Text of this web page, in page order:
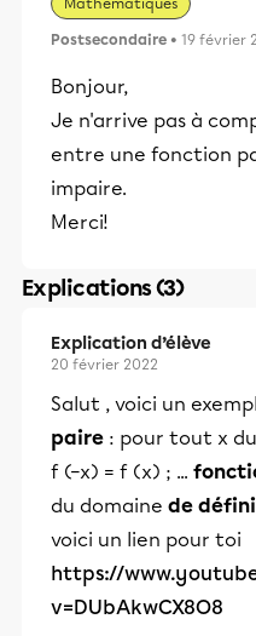
Mathématiques
Postsecondaire • 19 février
Bonjour,
Je n'arrive pas à
entre une fonction
impaire.
Merci!
Explications (3)
Explication d’élève
20 février 2022
Salut , voici un
paire : pour tout x
f (−x) = f (x) ; ...
du domaine de
voici un lien pour toi
https://
v=DUbAkwCX8O8